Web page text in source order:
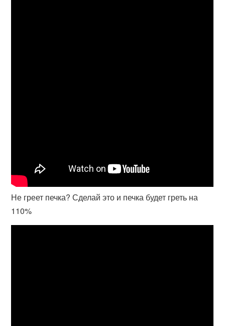
Не греет печка? Сделай это и печка будет греть на
110%